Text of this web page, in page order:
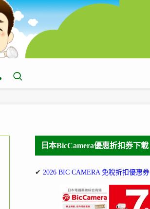
日本BicCamera優惠折扣券下載
✔ 2026 BIC CAMERA 免稅折扣優惠券